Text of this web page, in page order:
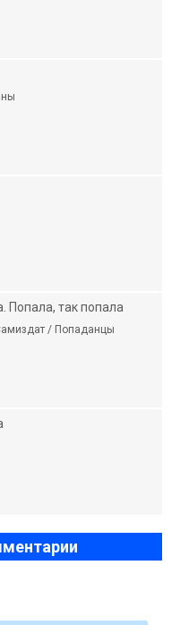
Попала, так попала
/ Попаданцы